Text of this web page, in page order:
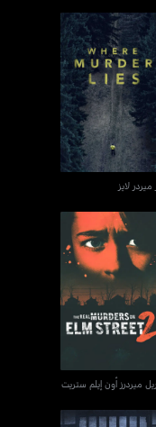
وير ميردر لايز
ميردر لايز
ذا ريل ميردرز أون إيلم
ستريت
ميردرز أون إيلم ستريت